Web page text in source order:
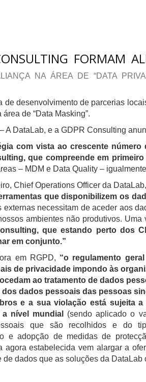
FORMAM
NA ÁREA DE “DATA
de desenvolvimento de parcerias
de “Data Masking”.
A DataLab, e a GDPR Consulting
com vista ao crescente
que compreende em
– MDM e Data Quality –
Chief Operations Officer da DataLab,
que disponibilizem os
necessitam de aceder aos
ambientes não produtivos.
que estando perto dos
em conjunto.”
em RGPD, “o regulamento
de privacidade impondo às
ao tratamento de dados
dados pessoais das pessoas
e a sua violação está sujeita
nível mundial
(sendo aplicado o
que são recolhidos e do
e adopção de medidas de
agora estabelecida vem alargar a
dados que as soluções da DataLab